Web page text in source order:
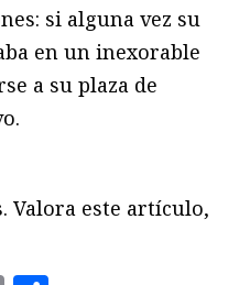
si alguna vez su
en un inexorable
a su plaza de
Valora este artículo,